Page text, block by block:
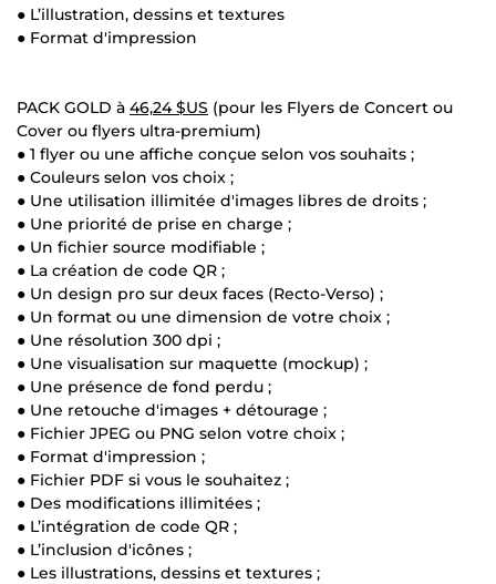
● L’illustration, dessins et textures
● Format d'impression
PACK GOLD à 46,24 $US (pour les Flyers de Concert ou
Cover ou flyers ultra-premium)
● 1 flyer ou une affiche conçue selon vos souhaits ;
● Couleurs selon vos choix ;
● Une utilisation illimitée d'images libres de droits ;
● Une priorité de prise en charge ;
● Un fichier source modifiable ;
● La création de code QR ;
● Un design pro sur deux faces (Recto-Verso) ;
● Un format ou une dimension de votre choix ;
● Une résolution 300 dpi ;
● Une visualisation sur maquette (mockup) ;
● Une présence de fond perdu ;
● Une retouche d'images + détourage ;
● Fichier JPEG ou PNG selon votre choix ;
● Format d'impression ;
● Fichier PDF si vous le souhaitez ;
● Des modifications illimitées ;
● L’intégration de code QR ;
● L’inclusion d'icônes ;
● Les illustrations, dessins et textures ;